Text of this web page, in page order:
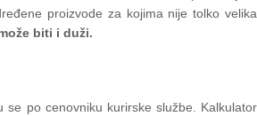
proizvode za kojima nije tolko velika
biti i duži.
se po cenovniku kurirske službe. Kalkulator